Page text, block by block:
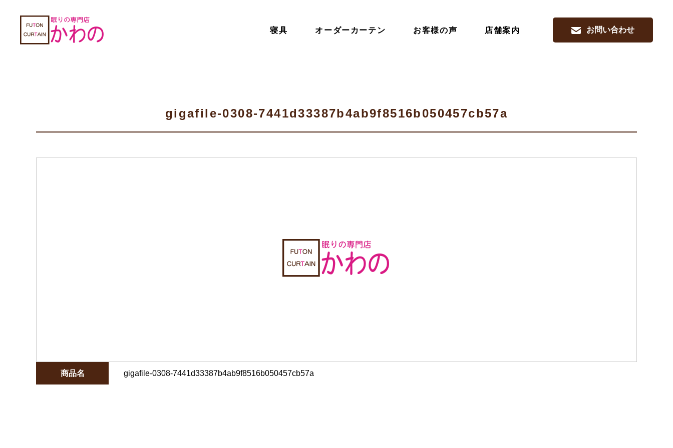
寝具 オーダーカーテン お客様の声 店舗案内 お問い合わせ
gigafile-0308-7441d33387b4ab9f8516b050457cb57a
商品名 gigafile-0308-7441d33387b4ab9f8516b050457cb57a